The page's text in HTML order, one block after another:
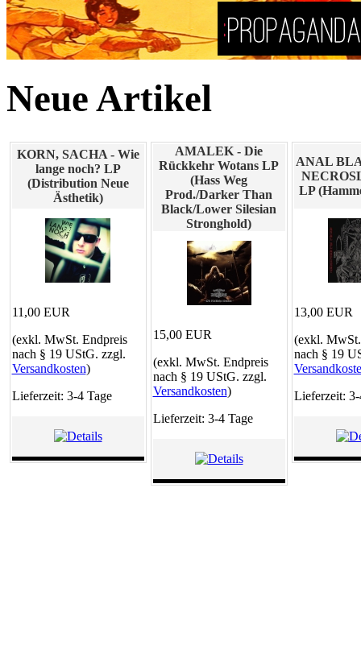
Neue Artikel
KORN, SACHA - Wie
lange noch? LP
(Distribution Neue
Ästhetik)
11,00 EUR
(exkl. MwSt. Endpreis
nach § 19 UStG. zzgl.
Versandkosten)
Lieferzeit: 3-4 Tage
AMALEK - Die
Rückkehr Wotans LP
(Hass Weg
Prod./Darker Than
Black/Lower Silesian
Stronghold)
15,00 EUR
(exkl. MwSt. Endpreis
nach § 19 UStG. zzgl.
Versandkosten)
Lieferzeit: 3-4 Tage
ANAL
LP
13,00 EUR
(exkl.
nach § 19
Lieferzeit: 3-